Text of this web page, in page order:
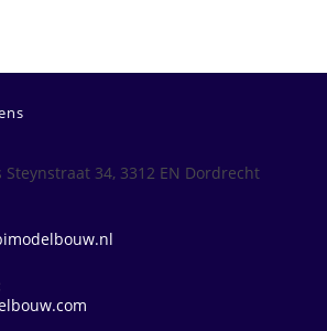
34, 3312 EN Dordrecht